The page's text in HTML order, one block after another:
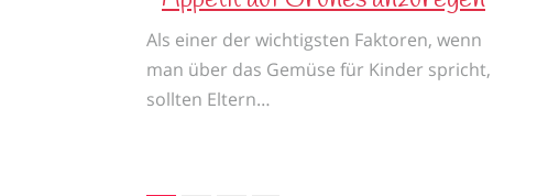
Als einer der wichtigsten Faktoren, wenn
man über das Gemüse für Kinder spricht,
sollten Eltern…